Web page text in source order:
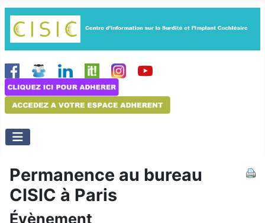
Permanence au bureau
CISIC à Paris
Évènement